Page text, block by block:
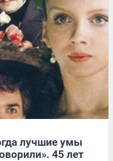
лучшие умы
45 лет